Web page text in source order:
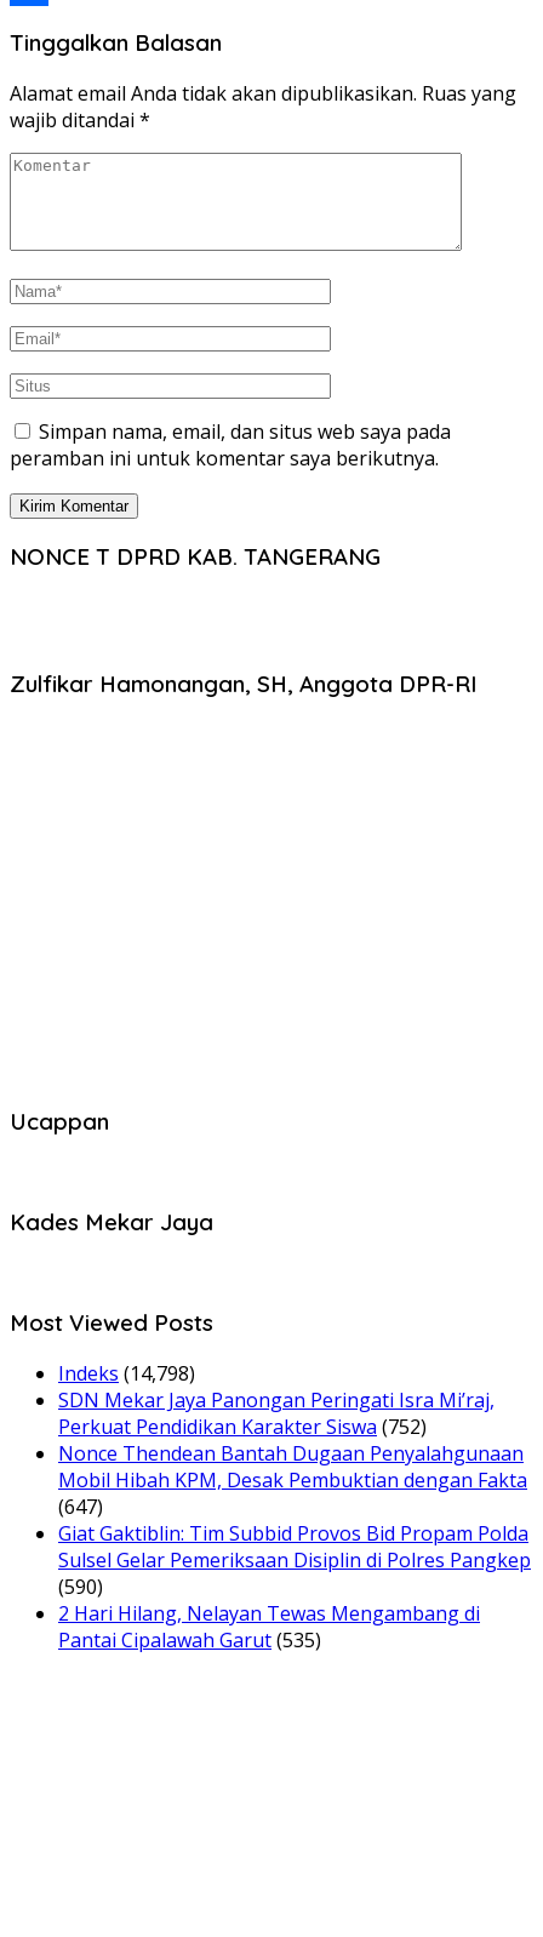
Tinggalkan Balasan
Alamat email Anda tidak akan dipublikasikan. Ruas yang
wajib ditandai *
Simpan nama, email, dan situs web saya pada
peramban ini untuk komentar saya berikutnya.
NONCE T DPRD KAB. TANGERANG
Zulfikar Hamonangan, SH, Anggota DPR-RI
Ucappan
Kades Mekar Jaya
Most Viewed Posts
Indeks (14,798)
SDN Mekar Jaya Panongan Peringati Isra Mi’raj,
Perkuat Pendidikan Karakter Siswa (752)
Nonce Thendean Bantah Dugaan Penyalahgunaan
Mobil Hibah KPM, Desak Pembuktian dengan Fakta
(647)
Giat Gaktiblin: Tim Subbid Provos Bid Propam Polda
Sulsel Gelar Pemeriksaan Disiplin di Polres Pangkep
(590)
2 Hari Hilang, Nelayan Tewas Mengambang di
Pantai Cipalawah Garut(535)